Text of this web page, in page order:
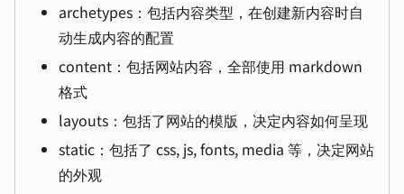
archetypes：包括内容类型，在创建新内容时自
动生成内容的配置
content：包括网站内容，全部使用 markdown
格式
layouts：包括了网站的模版，决定内容如何呈现
static：包括了 css, js, fonts, media 等，决定网站
的外观